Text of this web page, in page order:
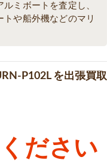
ミボートを査定し、
や船外機などのマリ
P102L を出張買取
ださい